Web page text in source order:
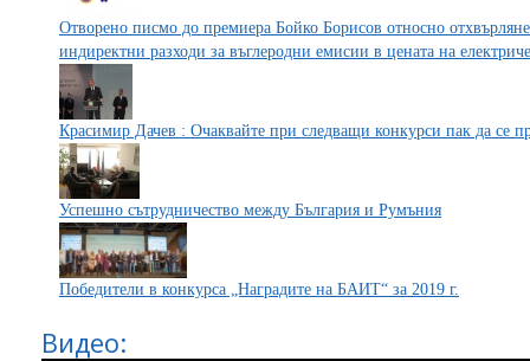
Отворено писмо до премиера Бойко Борисов относно
индиректни разходи за въглеродни емисии в цената на
Красимир Дачев : Очаквайте при следващи конкурси пак да се
Успешно сътрудничество между България и Румъния
Победители в конкурса „Наградите на БАИТ“ за 2019 г.
Видео: